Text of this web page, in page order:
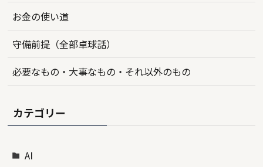
お金の使い道
守備前提（全部卓球話）
必要なもの・大事なもの・それ以外のもの
カテゴリー
AI